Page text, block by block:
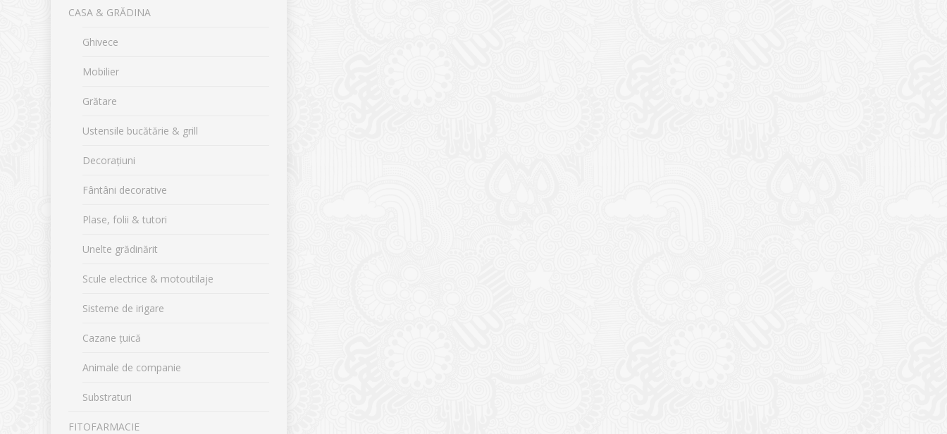
CASA & GRĂDINA
Ghivece
Mobilier
Grătare
Ustensile bucătărie & grill
Decorațiuni
Fântâni decorative
Plase, folii & tutori
Unelte grădinărit
Scule electrice & motoutilaje
Sisteme de irigare
Cazane țuică
Animale de companie
Substraturi
FITOFARMACIE